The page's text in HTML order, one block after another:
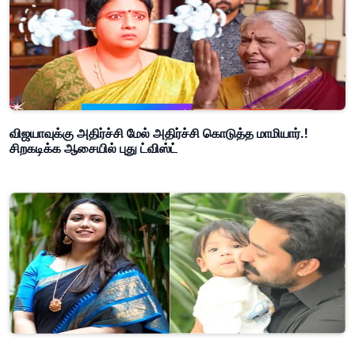
விஜயாவுக்கு அதிர்ச்சி மேல் அதிர்ச்சி கொடுத்த மாமியார்.!
சிறகடிக்க ஆசையில் புது ட்விஸ்ட்